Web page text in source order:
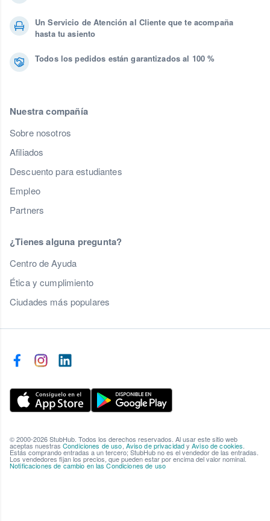
Un Servicio de Atención al Cliente que te acompaña
hasta tu asiento
Todos los pedidos están garantizados al 100 %
Nuestra compañía
Sobre nosotros
Afiliados
Descuento para estudiantes
Empleo
Partners
¿Tienes alguna pregunta?
Centro de Ayuda
Ética y cumplimiento
Ciudades más populares
© 2000-2026 StubHub. Todos los derechos reservados. Al usar este sitio web
aceptas nuestras Condiciones de uso, Aviso de privacidadyAviso de cookies.
Estás comprando entradas a un tercero; StubHub no es el vendedor de las entradas.
Los vendedores fijan los precios, que pueden estar por encima del valor nominal.
Notificaciones de cambio en las Condiciones de uso